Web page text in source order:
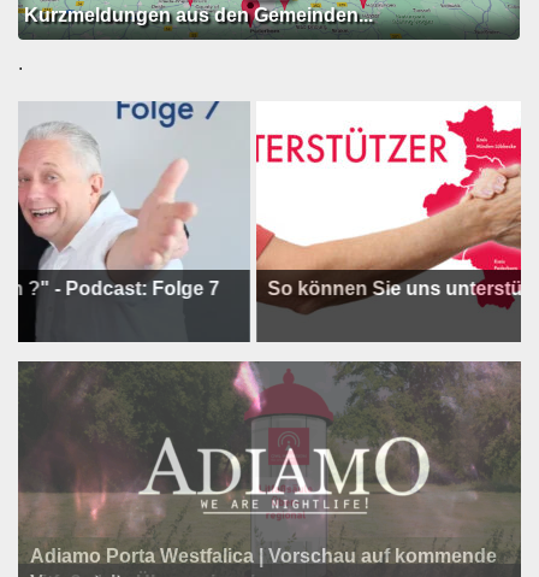
Kurzmeldungen aus den Gemeinden...
.
Folge 7 So können Sie uns unterstützen !
Adiamo Porta Westfalica | Vorschau auf kommende